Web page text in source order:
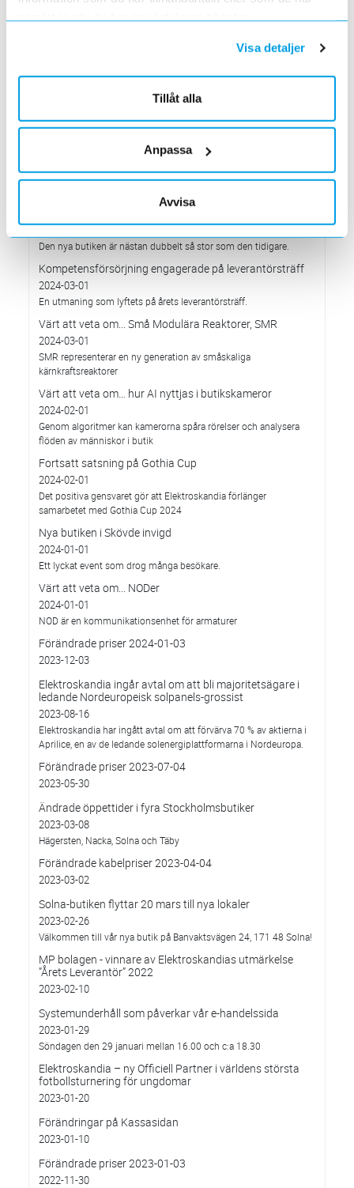
samlat in när du har använt deras tjänster.
Visa detaljer
Tillåt alla
Anpassa
Avvisa
Elektroskandia på Nordic Mobile Conference & Expo
Värt att veta om...AFIR – ladda bilen var 6:e mil
Ny lag som innebär fler laddnings-/tankningsstationer i Europa.
Elektroskandia Säkerhets roadshow
Vi turnerar över hela Sverige med en utställningsbil där vi visar
2024-04-01
Den nya butiken är nästan dubbelt så stor som den tidigare.
Kompetensförsörjning engagerade på leverantörsträff
2024-03-01
En utmaning som lyftets på årets leverantörsträff.
Värt att veta om... Små Modulära Reaktorer, SMR
2024-03-01
SMR representerar en ny generation av småskaliga
kärnkraftsreaktorer
Värt att veta om… hur AI nyttjas i butikskameror
2024-02-01
Genom algoritmer kan kamerorna spåra rörelser och analysera
flöden av människor i butik
Fortsatt satsning på Gothia Cup
2024-02-01
Det positiva gensvaret gör att Elektroskandia förlänger
samarbetet med Gothia Cup 2024
Nya butiken i Skövde invigd
2024-01-01
Ett lyckat event som drog många besökare.
Värt att veta om... NODer
2024-01-01
NOD är en kommunikationsenhet för armaturer
Förändrade priser 2024-01-03
2023-12-03
Elektroskandia ingår avtal om att bli majoritetsägare i
ledande Nordeuropeisk solpanels-grossist
2023-08-16
Elektroskandia har ingått avtal om att förvärva 70 % av aktierna i
Aprilice, en av de ledande solenergiplattformarna i Nordeuropa.
Förändrade priser 2023-07-04
2023-05-30
Ändrade öppettider i fyra Stockholmsbutiker
2023-03-08
Hägersten, Nacka, Solna och Täby
Förändrade kabelpriser 2023-04-04
2023-03-02
Solna-butiken flyttar 20 mars till nya lokaler
2023-02-26
Välkommen till vår nya butik på Banvaktsvägen 24, 171 48 Solna!
MP bolagen - vinnare av Elektroskandias utmärkelse
”Årets Leverantör” 2022
2023-02-10
Systemunderhåll som påverkar vår e-handelssida
2023-01-29
Söndagen den 29 januari mellan 16.00 och c:a 18.30
Elektroskandia – ny Officiell Partner i världens största
fotbollsturnering för ungdomar
2023-01-20
Förändringar på Kassasidan
2023-01-10
Förändrade priser 2023-01-03
2022-11-30